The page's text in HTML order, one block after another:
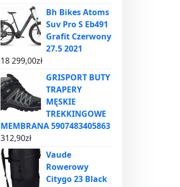
Bh Bikes Atoms
Suv Pro S Eb491
Grafit Czerwony
27.5 2021
18 299,00zł
GRISPORT BUTY
TRAPERY
MĘSKIE
TREKKINGOWE
MEMBRANA 5907483405863
312,90zł
Vaude
Rowerowy
Citygo 23 Black